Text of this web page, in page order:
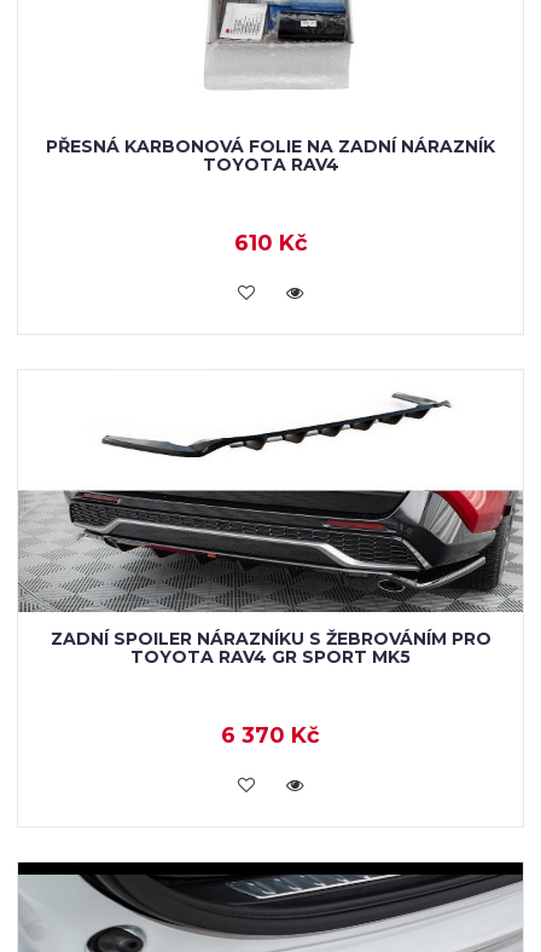
PŘESNÁ KARBONOVÁ FOLIE NA ZADNÍ NÁRAZNÍK
TOYOTA RAV4
610 Kč
KOUPIT
ZADNÍ SPOILER NÁRAZNÍKU S ŽEBROVÁNÍM PRO
TOYOTA RAV4 GR SPORT MK5
6 370 Kč
KOUPIT